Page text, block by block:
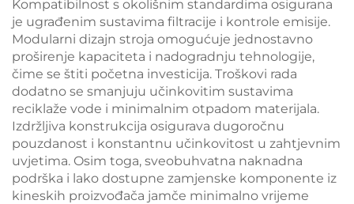
Kompatibilnost s okolišnim standardima osigurana
je ugrađenim sustavima filtracije i kontrole emisije.
Modularni dizajn stroja omogućuje jednostavno
proširenje kapaciteta i nadogradnju tehnologije,
čime se štiti početna investicija. Troškovi rada
dodatno se smanjuju učinkovitim sustavima
reciklaže vode i minimalnim otpadom materijala.
Izdržljiva konstrukcija osigurava dugoročnu
pouzdanost i konstantnu učinkovitost u zahtjevnim
uvjetima. Osim toga, sveobuhvatna naknadna
podrška i lako dostupne zamjenske komponente iz
kineskih proizvođača jamče minimalno vrijeme